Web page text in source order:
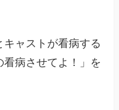
ャストが看病する
看病させてよ！」を